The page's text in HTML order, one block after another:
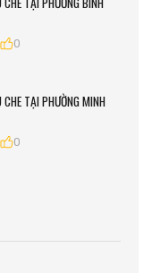
0
TẠI PHƯỜNG MINH
0